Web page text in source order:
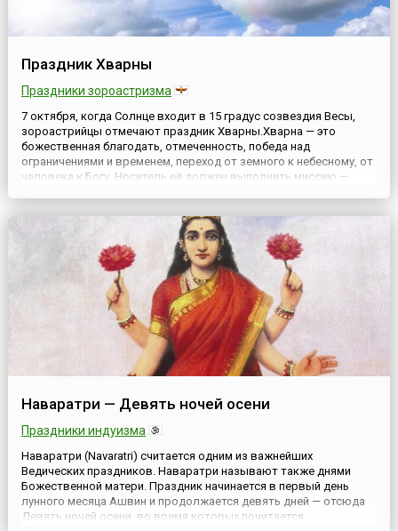
Праздник Хварны
Праздники зороастризма
7 октября, когда Солнце входит в 15 градус созвездия Весы,
зороастрийцы отмечают праздник Хварны.Хварна — это
божественная благодать, отмеченность, победа над
ограничениями и временем, переход от земного к небесному, от
человека к Богу. Носитель её должен выполнить миссию —
признаков нали...
Наваратри — Девять ночей осени
Праздники индуизма
Наваратри (Navaratri) считается одним из важнейших
Ведических праздников. Наваратри называют также днями
Божественной матери. Праздник начинается в первый день
лунного месяца Ашвин и продолжается девять дней — отсюда
Девять ночей осени, во время которых почитается